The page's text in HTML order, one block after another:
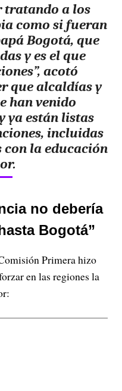
tratando a los
como si fueran
Bogotá, que
y es el que
acotó
que alcaldías y
han venido
ya están listas
incluidas
la educación
no debería
Bogotá”
Primera hizo
en las regiones la